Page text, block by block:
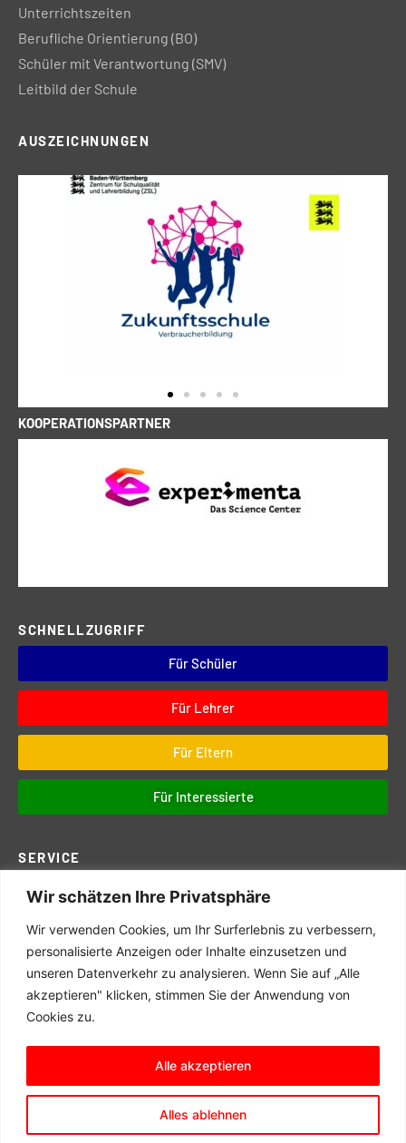
Wir schätzen Ihre Privatsphäre
Wir verwenden Cookies, um Ihr Surferlebnis zu verbessern,
personalisierte Anzeigen oder Inhalte einzusetzen und
unseren Datenverkehr zu analysieren. Wenn Sie auf „Alle
akzeptieren" klicken, stimmen Sie der Anwendung von
Cookies zu.
Alles ablehnen
Alle akzeptieren
Unterrichtszeiten
Berufliche Orientierung (BO)
Schüler mit Verantwortung (SMV)
Leitbild der Schule
AUSZEICHNUNGEN
KOOPERATIONSPARTNER
SCHNELLZUGRIFF
Für Schüler
Für Lehrer
Für Eltern
Für Interessierte
SERVICE
Downloads
Digitales
Prüfungen
Schul- und Hausordnung
Terminkalender
Schulwegeplan
© 2025 Matern Feuerbacher Realschule, Großbottwar
Datenschutzerklärung